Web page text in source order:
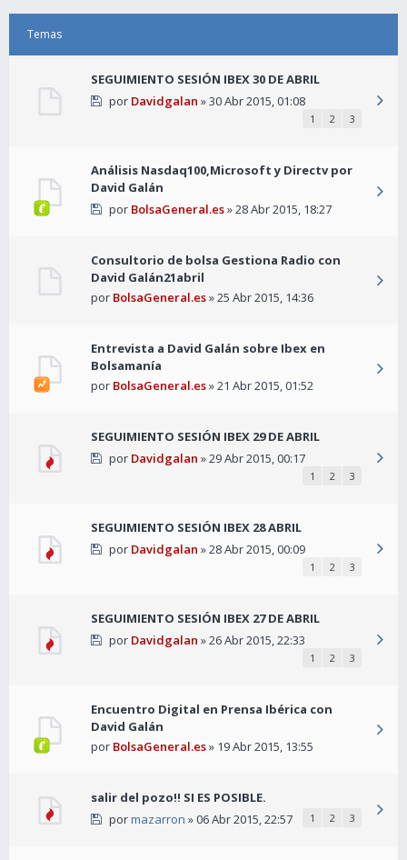
Temas
SEGUIMIENTO SESIÓN IBEX 30 DE ABRIL
por Davidgalan » 30 Abr 2015, 01:08
1 2 3
Análisis Nasdaq100,Microsoft y Directv por
David Galán
por BolsaGeneral.es» 28 Abr 2015, 18:27
Consultorio de bolsa Gestiona Radio con
David Galán21abril
por BolsaGeneral.es» 25 Abr 2015, 14:36
Entrevista a David Galán sobre Ibex en
Bolsamanía
por BolsaGeneral.es» 21 Abr 2015, 01:52
SEGUIMIENTO SESIÓN IBEX 29 DE ABRIL
por Davidgalan » 29 Abr 2015, 00:17
1 2 3
SEGUIMIENTO SESIÓN IBEX 28 ABRIL
por Davidgalan » 28 Abr 2015, 00:09
1 2 3
SEGUIMIENTO SESIÓN IBEX 27 DE ABRIL
por Davidgalan » 26 Abr 2015, 22:33
1 2 3
Encuentro Digital en Prensa Ibérica con
David Galán
por BolsaGeneral.es» 19 Abr 2015, 13:55
salir del pozo!! SI ES POSIBLE.
pormazarron » 06 Abr 2015, 22:57 1 2 3